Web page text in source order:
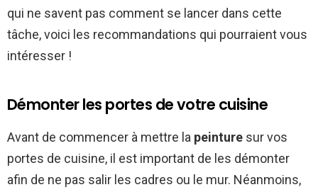
qui ne savent pas comment se lancer dans cette
tâche, voici les recommandations qui pourraient vous
intéresser !
Démonter les portes de votre cuisine
Avant de commencer à mettre la peinture sur vos
portes de cuisine, il est important de les démonter
afin de ne pas salir les cadres ou le mur. Néanmoins,